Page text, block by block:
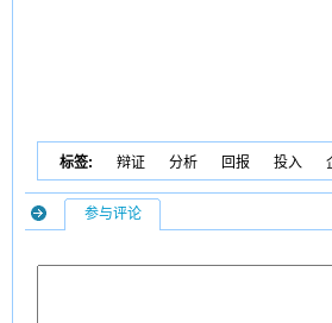
标签: 辩证 分析 回报 投入
参与评论